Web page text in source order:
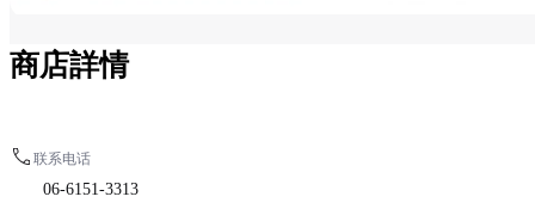
商店詳情
联系电话
06-6151-3313